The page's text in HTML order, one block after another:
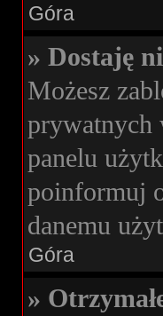
Góra
» Dostaję
Możesz
prywatnych
panelu
poinformuj
danemu
Góra
»